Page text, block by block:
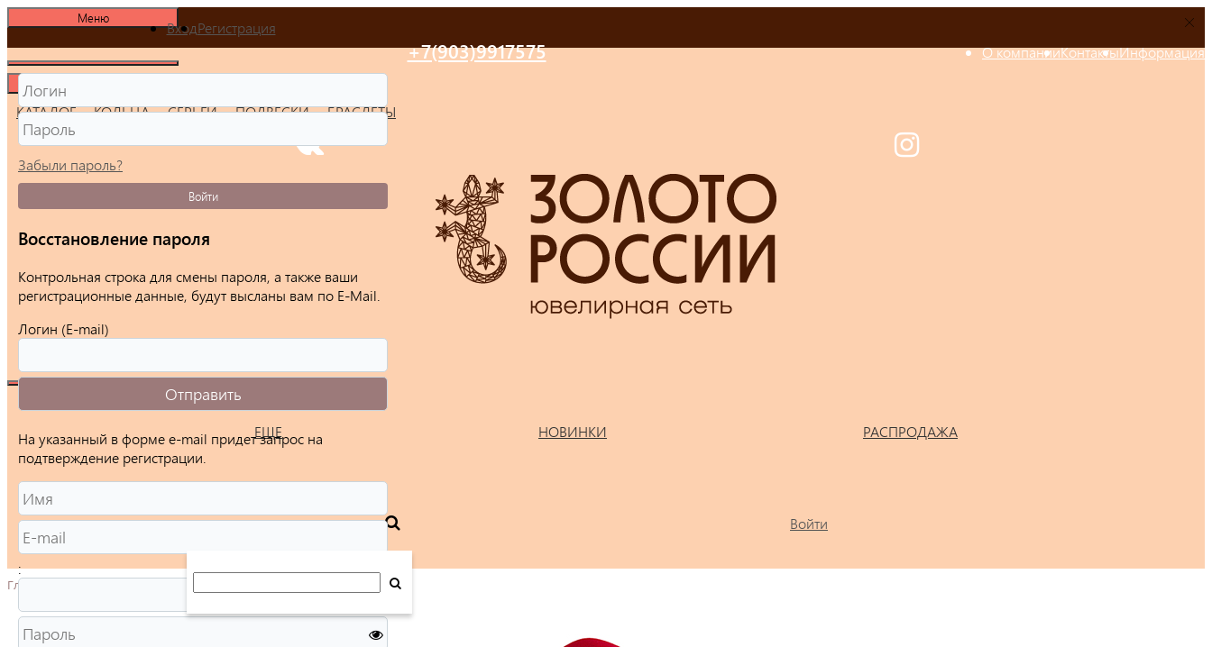
Меню
О компанииКонтактыИнформация
+7(903)9917575
КАТАЛОГ КОЛЬЦА СЕРЬГИ ПОДВЕСКИ БРАСЛЕТЫ
ЕЩЕ НОВИНКИ РАСПРОДАЖА
Войти
Главная
ВходРегистрация
Забыли пароль?
Войти
Восстановление пароля
Контрольная строка для смены пароля, а также ваши
регистрационные данные, будут высланы вам по E-Mail.
Логин (E-mail)
На указанный в форме e-mail придет запрос на
подтверждение регистрации.
: